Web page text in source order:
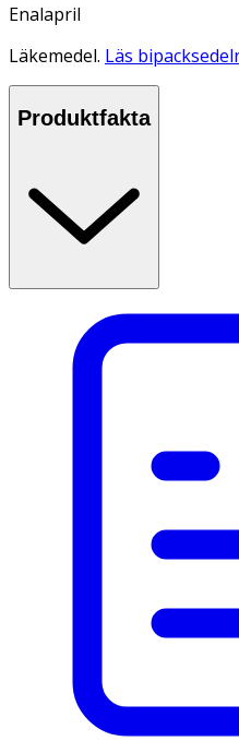
Enalapril
Läkemedel. Läs
Produktfakta